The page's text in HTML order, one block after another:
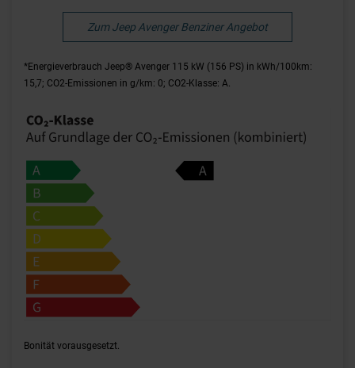
Zum Jeep Avenger Benziner Angebot
*Energieverbrauch Jeep® Avenger 115 kW (156 PS) in kWh/100km:
15,7; CO2-Emissionen in g/km: 0; CO2-Klasse: A.
Bonität vorausgesetzt.